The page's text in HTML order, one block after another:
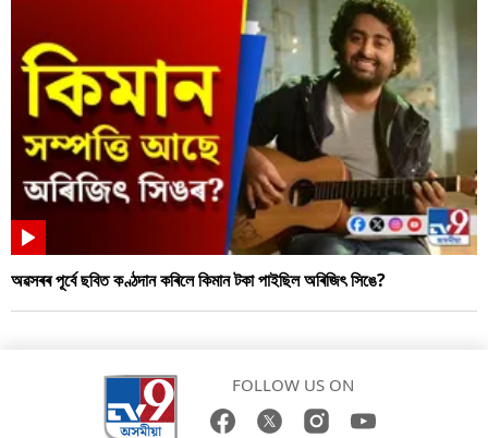
অৱসৰৰ পূৰ্বে ছবিত কণ্ঠদান কৰিলে কিমান টকা পাইছিল অৰিজিৎ সিঙে?
FOLLOW US ON